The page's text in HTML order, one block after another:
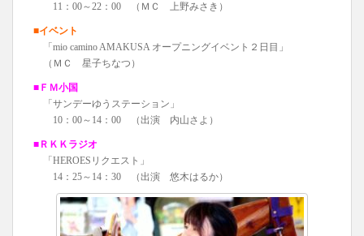
11：00～22：00 （ＭＣ 上野みさき）
■イベント
「mio camino AMAKUSA オープニングイベント２日目」
（ＭＣ 星子ちなつ）
■ＦＭ小国
「サンデーゆうステーション」
10：00～14：00 （出演 内山さよ）
■ＲＫＫラジオ
「HEROESリクエスト」
14：25～14：30 （出演 悠木はるか）